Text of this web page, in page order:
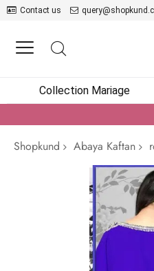
Contact us
Collection Mariage
Shopkund
Abaya Kaftan